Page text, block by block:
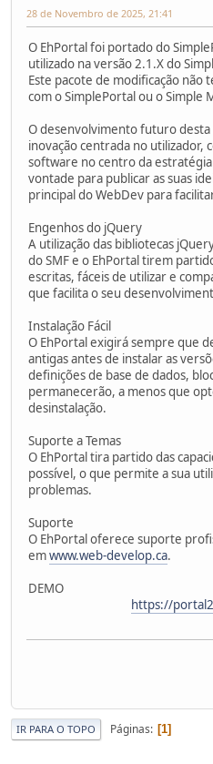
28 de Novembro de 2025, 21:41
O EhPortal foi portado do
utilizado na versão 2.1.X do
Este pacote de modificação não
com o SimplePortal ou o Simple
O desenvolvimento futuro desta
inovação centrada no utilizador,
software no centro da estratégia
vontade para publicar as suas
principal do WebDev para
Engenhos do jQuery
A utilização das bibliotecas
do SMF e o EhPortal tirem
escritas, fáceis de utilizar e
que facilita o seu
Instalação Fácil
O EhPortal exigirá sempre que
antigas antes de instalar as
definições de base de dados,
permanecerão, a menos que
desinstalação.
Suporte a Temas
O EhPortal tira partido das
possível, o que permite a sua
problemas.
Suporte
O EhPortal oferece suporte
emwww.web-develop.ca.
DEMO
https://
IR PARA O TOPO Páginas 1